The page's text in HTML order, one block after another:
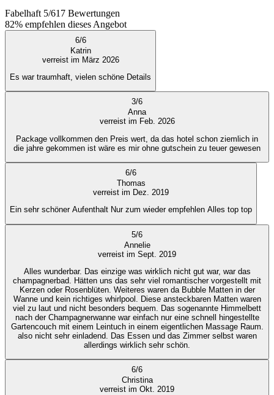
Fabelhaft 5/617 Bewertungen
82% empfehlen dieses Angebot
6/6
Katrin
verreist im März 2026
Es war traumhaft, vielen schöne Details
3/6
Anna
verreist im Feb. 2026
Package vollkommen den Preis wert, da das hotel schon ziemlich in
die jahre gekommen ist wäre es mir ohne gutschein zu teuer gewesen
6/6
Thomas
verreist im Dez. 2019
Ein sehr schöner Aufenthalt Nur zum wieder empfehlen Alles top top
5/6
Annelie
verreist im Sept. 2019
Alles wunderbar. Das einzige was wirklich nicht gut war, war das
champagnerbad. Hätten uns das sehr viel romantischer vorgestellt mit
Kerzen oder Rosenblüten. Weiteres waren da Bubble Matten in der
Wanne und kein richtiges whirlpool. Diese ansteckbaren Matten waren
viel zu laut und nicht besonders bequem. Das sogenannte Himmelbett
nach der Champagnerwanne war einfach nur eine schnell hingestellte
Gartencouch mit einem Leintuch in einem eigentlichen Massage Raum.
also nicht sehr einladend. Das Essen und das Zimmer selbst waren
allerdings wirklich sehr schön.
6/6
Christina
verreist im Okt. 2019